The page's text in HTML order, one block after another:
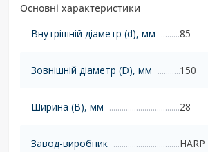
Основні характеристики
Внутрішній діаметр (d), мм
85
Зовнішній діаметр (D), мм 150
Ширина (B), мм 28
Завод-виробник HARP